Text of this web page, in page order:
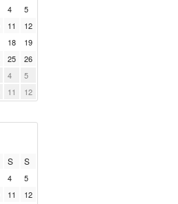
4 5
11 12
18 19
25 26
4 5
11 12
S
S
4 5
11 12